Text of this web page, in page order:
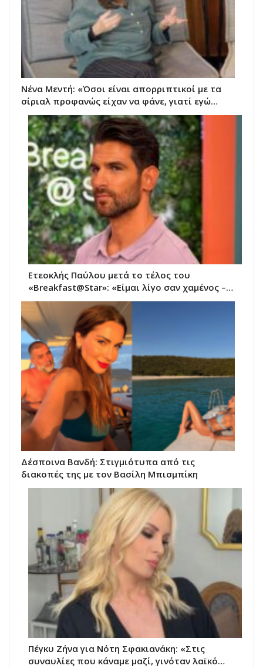
Νένα Μεντή: «Όσοι είναι απορριπτικοί με τα
σίριαλ προφανώς είχαν να φάνε, γιατί εγώ…
Ετεοκλής Παύλου μετά το τέλος του
«Breakfast@Star»: «Είμαι λίγο σαν χαμένος –…
Δέσποινα Βανδή: Στιγμιότυπα από τις
διακοπές της με τον Βασίλη Μπισμπίκη
Πέγκυ Ζήνα για Νότη Σφακιανάκη: «Στις
συναυλίες που κάναμε μαζί, γινόταν λαϊκό…